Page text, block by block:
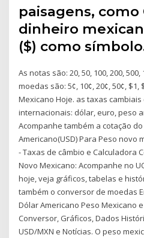
paisagens, como
dinheiro
($) como
As notas são: 20, 50, 100, 200,
moedas são: 5¢, 10¢, 20¢, 50¢, $1,
Mexicano Hoje. as taxas
internacionais: dólar, euro, peso
Acompanhe também a cotação
Americano(USD) Para Peso novo
- Taxas de câmbio e Calculadora
Novo Mexicano: Acompanhe no
hoje, veja gráficos, tabelas e
também o conversor de moedas
Dólar Americano Peso Mexicano
Conversor, Gráficos, Dados
USD/MXN e Notícias. O peso